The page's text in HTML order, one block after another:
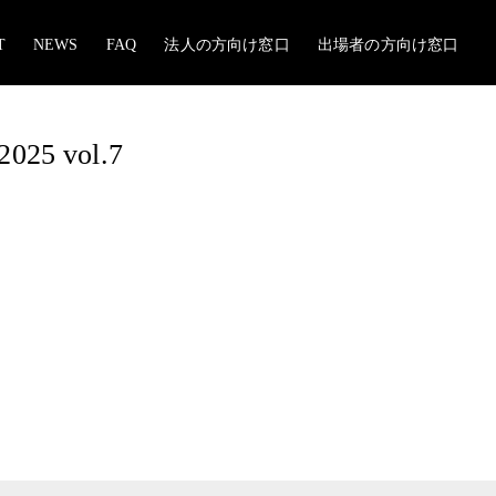
NEWS FAQ 法人の方向け窓口 出場者の方向け窓口
vol.7